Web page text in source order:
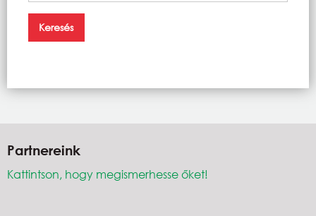
Partnereink
Kattintson, hogy megismerhesse őket!